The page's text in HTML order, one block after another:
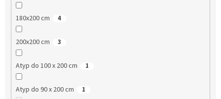
180x200 cm 4
200x200 cm 3
Atyp do 100 x 200 cm 1
Atyp do 90 x 200 cm 1